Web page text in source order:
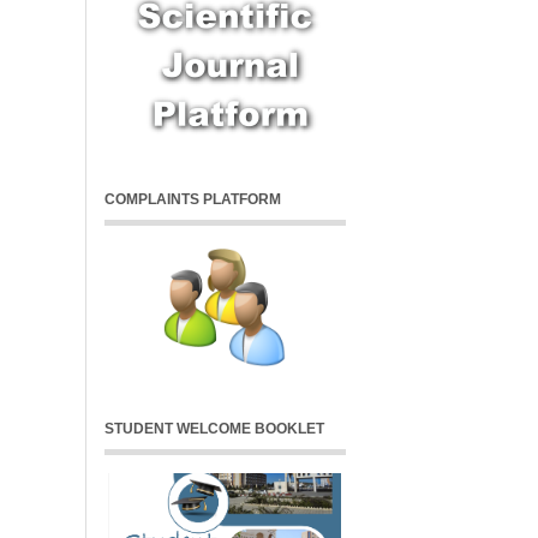
COMPLAINTS PLATFORM
STUDENT WELCOME BOOKLET